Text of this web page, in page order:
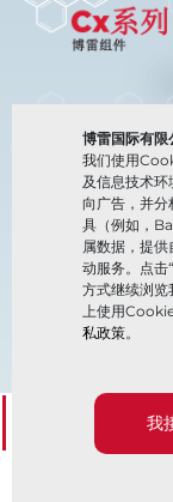
博雷国际有
我们使用
及信息技术
向广告，并
具（例如，
属数据，提
动服务。点击
方式继续浏览
上使用
私政策。
我